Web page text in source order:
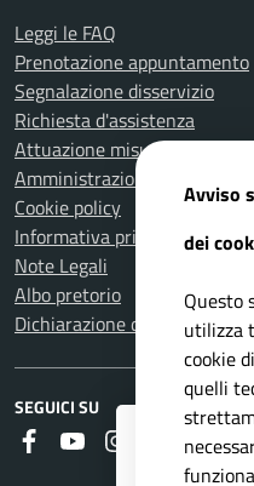
Registrati ai
aggiornamenti
Leggi le FAQ
Prenotazione appuntamento
Segnalazione disservizio
Richiesta d'assistenza
Attuazione misure PNRR
Amministrazione trasparente
Cookie policy
Informativa privacy
Note Legali
Albo pretorio
Dichiarazione di accessibilità
SEGUICI SU
FaceboookYoutubeInstagram
RSS
Avviso
dei
Questo
utilizza
cookie
quelli